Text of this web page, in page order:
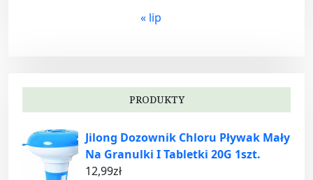
« lip
PRODUKTY
Jilong Dozownik Chloru Pływak Mały
Na Granulki I Tabletki 20G 1szt.
12,99zł